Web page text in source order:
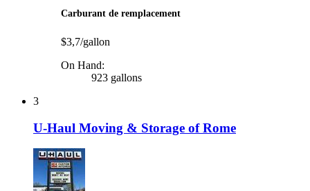
Carburant de remplacement
$3,7/gallon
On Hand:
923 gallons
3
U-Haul Moving & Storage of Rome